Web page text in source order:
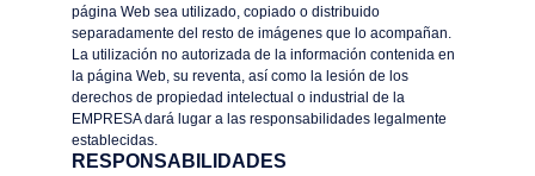
página Web sea utilizado, copiado o distribuido
separadamente del resto de imágenes que lo acompañan.
La utilización no autorizada de la información contenida en
la página Web, su reventa, así como la lesión de los
derechos de propiedad intelectual o industrial de la
EMPRESA dará lugar a las responsabilidades legalmente
establecidas.
RESPONSABILIDADES